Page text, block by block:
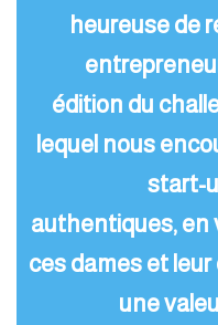
heureuse de
édition du
lequel nous
start-
authentiques, en
ces dames et
une